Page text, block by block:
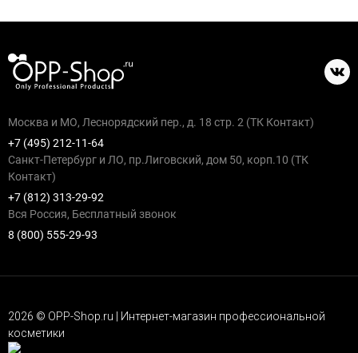
Москва и МО, Леснорядский пер., д. 18 стр. 2 (ТК Контакт)
+7 (495) 212-11-64
Санкт-Петербург и ЛО, пр.Лиговский, дом 50, корп.10 (ТК
Контакт)
+7 (812) 313-29-92
Вся Россия, Бесплатный звонок
8 (800) 555-29-93
2026 © OPP-Shop.ru | Интернет-магазин профессиональной
косметики